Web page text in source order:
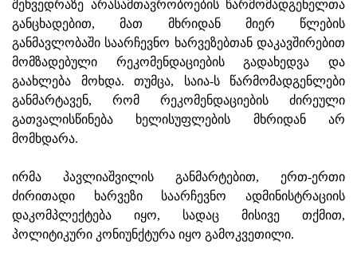
შეხვედრაზე არასამთავრობოების წარმომადგენელთა
განცხადებით, მათ მხრიდან მიერ წლების
განმავლობაში საარჩევნო ხარვეზებთან დაკავშირებით
მომზადებული რეკომენდაციების გადახედვა და
გაახლება მოხდა. თუმცა, საია-ს წარმომადგენლები
განმარტავენ, რომ რეკომენდაციების ძირეული
გათვალისწინება ხელისუფლების მხრიდან არ
მომხდარა.
ირმა პავლიაშვილის განმარტებით, ერთ-ერთი
ძირითადი ხარვეზი საარჩევნო ადმინისტრაციის
დაკომპლექტება იყო, სადაც მისივე თქმით,
პოლიტიკური კონიუნქტურა იყო გამოკვეთილი.